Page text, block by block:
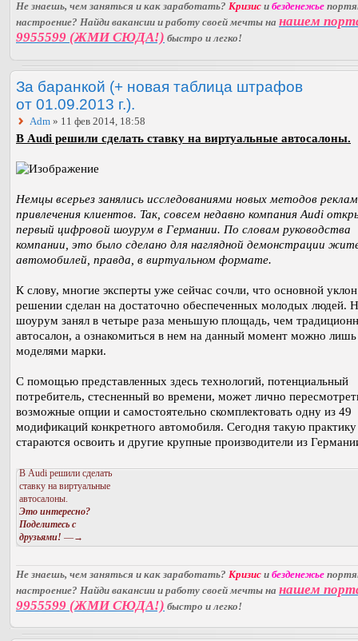
Не знаешь, чем заняться и как заработать? Кризис и безденежье
настроение? Найди вакансии и работу своей мечты на нашем
9955599 (ЖМИ СЮДА!) быстро и легко!
За баранкой (+ новая таблица штрафов
от 01.09.2013 г.).
Adm » 11 фев 2014, 18:58
В Audi решили сделать ставку на виртуальные автосалоны.
Немцы всерьез занялись исследованиями новых методов
привлечения клиентов. Так, совсем недавно компания Audi
первый цифровой шоурум в Германии. По словам руководства
компании, это было сделано для наглядной демонстрации
автомобилей, правда, в виртуальном формате.
К слову, многие эксперты уже сейчас сочли, что основной
решении сделан на достаточно обеспеченных молодых людей.
шоурум занял в четыре раза меньшую площадь, чем
автосалон, а ознакомиться в нем на данный момент можно
моделями марки.
С помощью представленных здесь технологий, потенциальный
потребитель, стесненный во времени, может лично
возможные опции и самостоятельно скомплектовать одну из 49
модификаций конкретного автомобиля. Сегодня такую практику
стараются освоить и другие крупные производители из
В Audi решили сделать
ставку на виртуальные
автосалоны.
Это интересно?
Поделитесь с
друзьями! —→
Не знаешь, чем заняться и как заработать? Кризис и безденежье
настроение? Найди вакансии и работу своей мечты на нашем
9955599 (ЖМИ СЮДА!) быстро и легко!